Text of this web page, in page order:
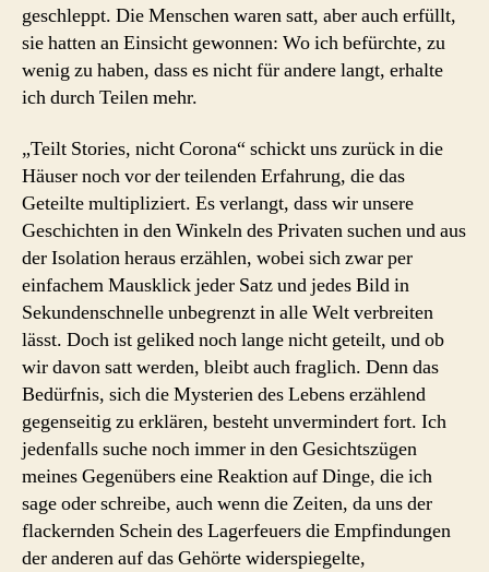
geschleppt. Die Menschen waren satt, aber auch erfüllt,
sie hatten an Einsicht gewonnen: Wo ich befürchte, zu
wenig zu haben, dass es nicht für andere langt, erhalte
ich durch Teilen mehr.
„Teilt Stories, nicht Corona“ schickt uns zurück in die
Häuser noch vor der teilenden Erfahrung, die das
Geteilte multipliziert. Es verlangt, dass wir unsere
Geschichten in den Winkeln des Privaten suchen und aus
der Isolation heraus erzählen, wobei sich zwar per
einfachem Mausklick jeder Satz und jedes Bild in
Sekundenschnelle unbegrenzt in alle Welt verbreiten
lässt. Doch ist geliked noch lange nicht geteilt, und ob
wir davon satt werden, bleibt auch fraglich. Denn das
Bedürfnis, sich die Mysterien des Lebens erzählend
gegenseitig zu erklären, besteht unvermindert fort. Ich
jedenfalls suche noch immer in den Gesichtszügen
meines Gegenübers eine Reaktion auf Dinge, die ich
sage oder schreibe, auch wenn die Zeiten, da uns der
flackernden Schein des Lagerfeuers die Empfindungen
der anderen auf das Gehörte widerspiegelte,